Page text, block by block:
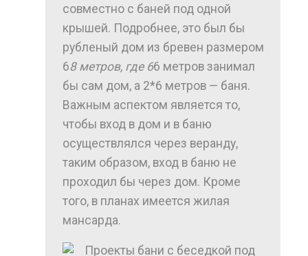
совместно с баней под одной
крышей. Подробнее, это был бы
рубленый дом из бревен размером
68 метров, где 66 метров занимал
бы сам дом, а 2*6 метров — баня.
Важным аспектом является то,
чтобы вход в дом и в баню
осуществлялся через веранду,
таким образом, вход в баню не
проходил бы через дом. Кроме
того, в планах имеется жилая
мансарда.